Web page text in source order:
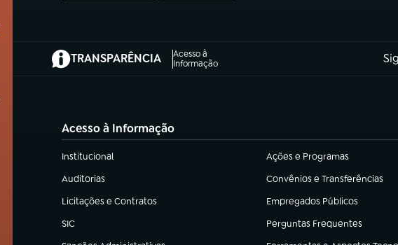
TRANSPARÊNCIA
Acesso à
Informação
(abre em nova aba)
Acesso à Informação
Institucional
(abre em nova aba) Ações e Programas
(abre em nova aba)
Auditorias
(abre em nova aba) Convênios e Transferências
(abre em nova aba)
Licitações e Contratos
(abre em nova aba) Empregados Públicos
(abre em nova aba)
SIC
(abre em nova aba) Perguntas Frequentes
(abre em nova aba)